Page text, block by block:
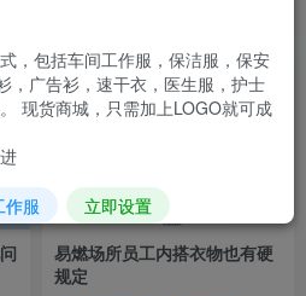
易燃场所员工内搭衣物也有硬
规定
，包括车间工作服，保洁服，保安
，广告衫，速干衣，医生服，护士
现货商城，只需加上LOGO就可成
作服 立即设置